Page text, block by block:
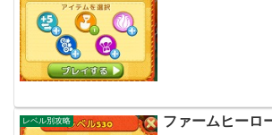
レベル別攻略 ファームヒーロ